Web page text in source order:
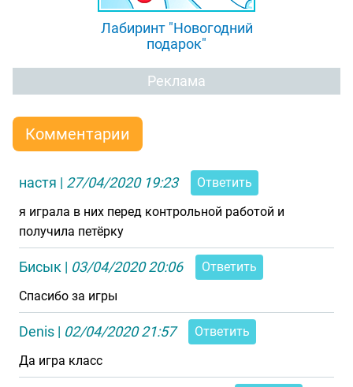
Лабиринт "Новогодний
подарок"
Реклама
Комментарии
настя | 27/04/2020 19:23
Ответить
я играла в них перед контрольной работой и
получила петёрку
Бисык | 03/04/2020 20:06
Ответить
Спасибо за игры
Denis | 02/04/2020 21:57
Ответить
Да игра класс